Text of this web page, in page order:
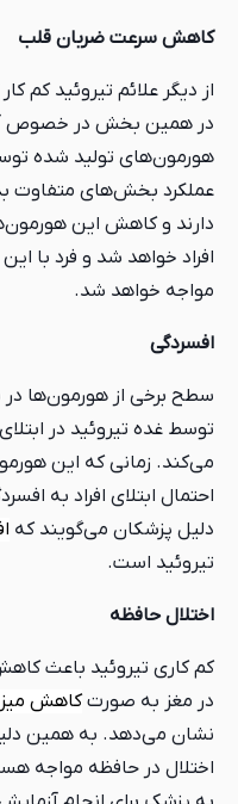
کاهش سرعت ضربان قلب
از دیگر علائم تیروئید کم کار
در همین بخش در خصوص آن
هورمون‌های تولید شده
عملکرد بخش‌های متفاوت
دارند و کاهش این
افراد خواهد شد و فرد با
مواجه خواهد شد.
افسردگی
سطح برخی از هورمون‌ها
توسط غده تیروئید در ابتلای
می‌کند. زمانی که این
احتمال ابتلای افراد به
دلیل پزشکان می‌گویند که
تیروئید است.
اختلال حافظه
کم کاری تیروئید باعث
در مغز به صورتکاهش
نشان می‌دهد. به همین
اختلال در حافظه مواجه